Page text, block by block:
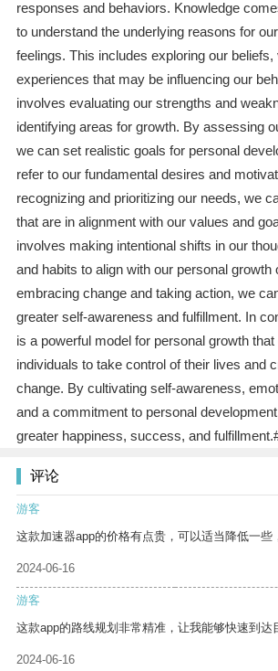
responses and behaviors. Knowledge
to understand the underlying reasons for
feelings. This includes exploring our
experiences that may be influencing our
involves evaluating our strengths and
identifying areas for growth. By assessing
we can set realistic goals for personal
refer to our fundamental desires and
recognizing and prioritizing our needs, we
that are in alignment with our values and
involves making intentional shifts in our
and habits to align with our personal growth
embracing change and taking action, we
greater self-awareness and fulfillment. In
is a powerful model for personal growth
individuals to take control of their lives and
change. By cultivating self-awareness,
and a commitment to personal
greater happiness, success, and
评论
游客
这款加速器app的价格有点贵，可以适当降低一些
2024-06-16
游客
这款app的路线规划非常精准，让我能够快速到达
2024-06-16